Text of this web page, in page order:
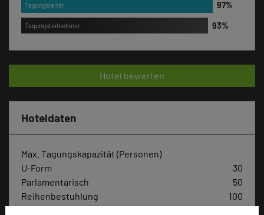
Tagungsleiter
Tagungsteilnehmer
Hotel bewerten
Hoteldaten
Max. Tagungskapazität (Personen)
U-Form
30
Parlamentarisch
50
Reihenbestuhlung
100